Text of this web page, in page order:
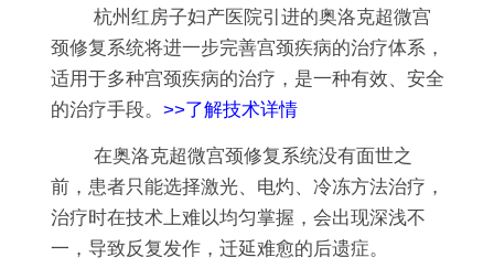
杭州红房子妇产医院引进的奥洛克超微宫
颈修复系统将进一步完善宫颈疾病的治疗体系，
适用于多种宫颈疾病的治疗，是一种有效、安全
的治疗手段。 >>了解技术详情
在奥洛克超微宫颈修复系统没有面世之
前，患者只能选择激光、电灼、冷冻方法治疗，
治疗时在技术上难以均匀掌握，会出现深浅不
一，导致反复发作，迁延难愈的后遗症。